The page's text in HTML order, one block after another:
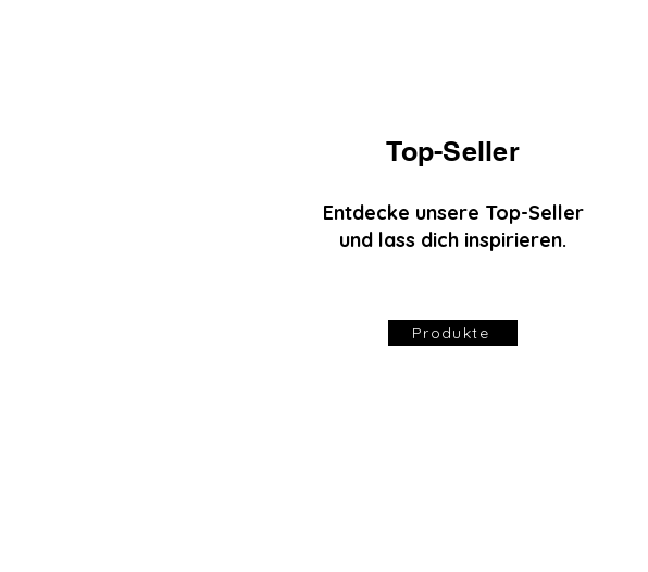
Top-Seller
Entdecke unsere Top-Seller
und lass dich inspirieren.
Produkte